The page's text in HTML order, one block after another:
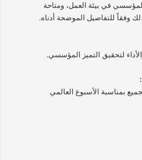
في بيئة العمل، ومتاحة
وفقاً للتفاصيل الموضحة أدناه.
لتحقيق التميز المؤسسي.
بمناسبة الأسبوع العالمي